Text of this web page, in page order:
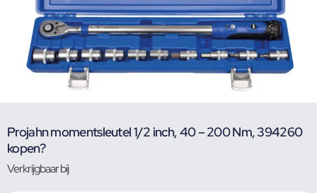
Projahn momentsleutel 1/2 inch, 40 – 200 Nm, 394260
kopen?
Verkrijgbaar bij